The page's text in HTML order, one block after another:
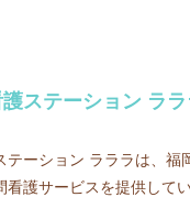
ステーション ラ
テーション ラララは、福
護サービスを提供してい